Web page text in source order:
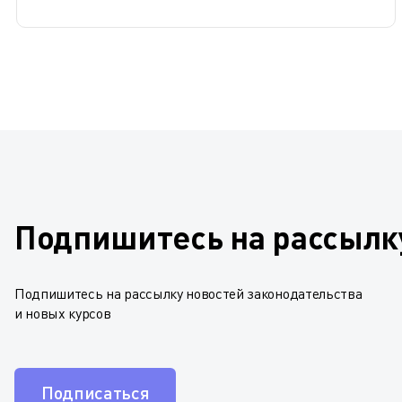
Подпишитесь на
Подпишитесь на рассылку новостей законодательства
и новых курсов
Подписаться